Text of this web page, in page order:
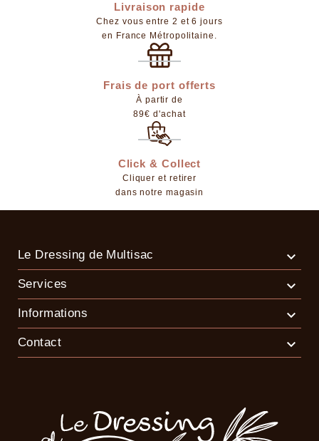
Livraison rapide
Chez vous entre 2 et 6 jours
en France Métropolitaine.
Frais de port offerts
À partir de
89€ d'achat
Click & Collect
Cliquer et retirer
dans notre magasin
Le Dressing de Multisac 
Services 
Informations 
Contact 